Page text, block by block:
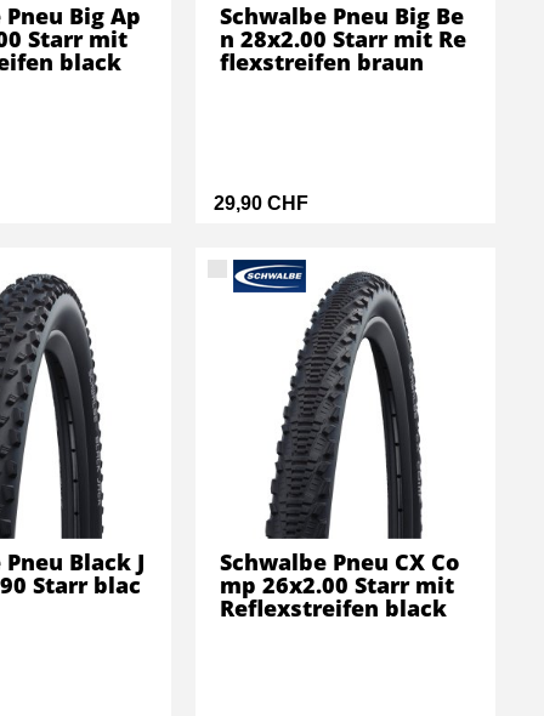
Big Ap
Starr mit
black
29,90 CHF
Schwalbe Pneu Big Be
n 28x2.00 Starr mit Re
flexstreifen braun
Black J
Starr blac
Schwalbe Pneu CX Co
mp 26x2.00 Starr mit
Reflexstreifen black